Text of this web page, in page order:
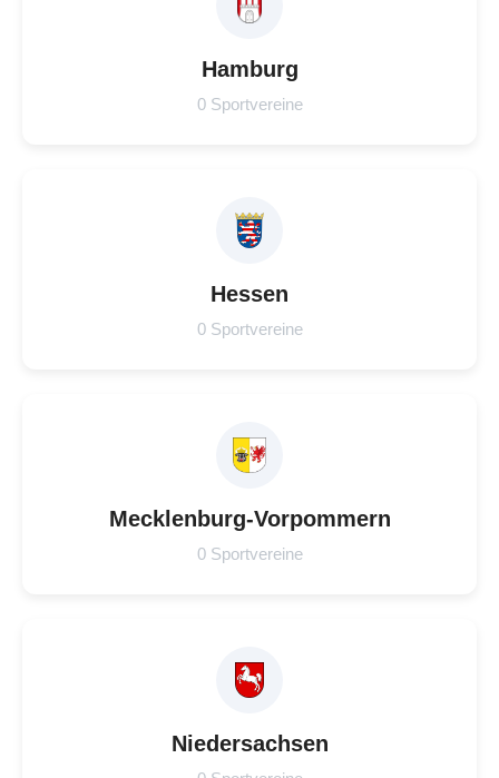
Hamburg
0 Sportvereine
Hessen
0 Sportvereine
Mecklenburg-Vorpommern
0 Sportvereine
Niedersachsen